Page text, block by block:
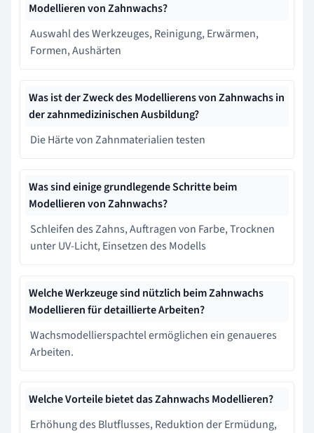
Modellieren von Zahnwachs?
Auswahl des Werkzeuges, Reinigung, Erwärmen,
Formen, Aushärten
Was ist der Zweck des Modellierens von Zahnwachs in
der zahnmedizinischen Ausbildung?
Die Härte von Zahnmaterialien testen
Was sind einige grundlegende Schritte beim
Modellieren von Zahnwachs?
Schleifen des Zahns, Auftragen von Farbe, Trocknen
unter UV-Licht, Einsetzen des Modells
Welche Werkzeuge sind nützlich beim Zahnwachs
Modellieren für detaillierte Arbeiten?
Wachsmodellierspachtel ermöglichen ein genaueres
Arbeiten.
Welche Vorteile bietet das Zahnwachs Modellieren?
Erhöhung des Blutflusses, Reduktion der Ermüdung,